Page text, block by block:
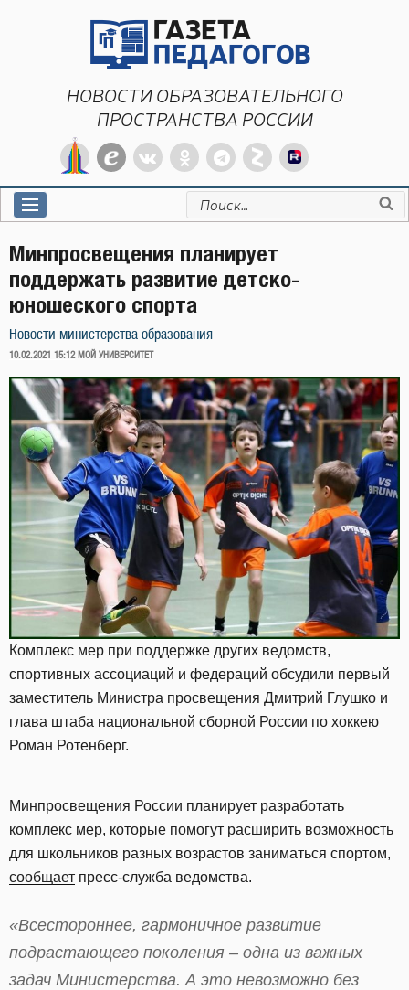
НОВОСТИ ОБРАЗОВАТЕЛЬНОГО
ПРОСТРАНСТВА РОССИИ
Искать:
Минпросвещения планирует
поддержать развитие детско-
юношеского спорта
Новости министерства образования
ОПУБЛИКОВАНО
10.02.2021 15:12 МОЙ УНИВЕРСИТЕТ
Комплекс мер при поддержке других ведомств,
спортивных ассоциаций и федераций обсудили первый
заместитель Министра просвещения Дмитрий Глушко и
глава штаба национальной сборной России по хоккею
Роман Ротенберг.
Минпросвещения России планирует разработать
комплекс мер, которые помогут расширить возможность
для школьников разных возрастов заниматься спортом,
сообщает пресс-служба ведомства.
«Всестороннее, гармоничное развитие
подрастающего поколения – одна из важных
задач Министерства. А это невозможно без